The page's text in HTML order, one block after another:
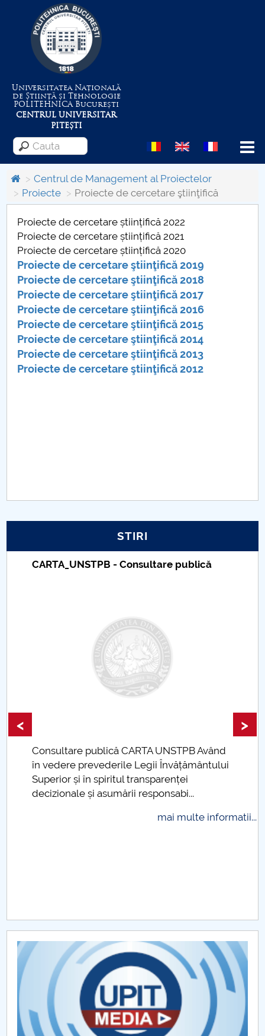
Universitatea Națională
de Știință și Tehnologie
POLITEHNICABucurești
CENTRUL UNIVERSITAR
PITEȘTI
Menu
Despre Universitate
Centrul de Management al Proiectelor
Consiliul de Administratie
Nr. de telefon si adrese Facultăți
Admitere
Români de pretutindeni - ADMITERE
Relații Publice
PNRR
Protecția datelor personale
UNIVERSITATE pentru comunitate
Comisie de etica unversitară
Evenimente CUP
Accesibilitate pentru studenții cu dizabilități
Raportul Conducerii Centrului Universitar Pitești
Chestionar angajabilitate ALUMNI – UPB
CAR2026
MENIU CANTINA
Proiecte de cercetare ştiinţifică 2018
Centrul de Management al Proiectelor
Proiecte
Proiecte de cercetare ştiinţifică
Proiecte de cercetare științifică 2022
Proiecte de cercetare științifică 2021
Proiecte de cercetare științifică 2020
Proiecte de cercetare ştiinţifică 2019
Proiecte de cercetare ştiinţifică 2018
Proiecte de cercetare ştiinţifică 2017
Proiecte de cercetare ştiinţifică 2016
Proiecte de cercetare ştiinţifică 2015
Proiecte de cercetare ştiinţifică 2014
Proiecte de cercetare ştiinţifică 2013
Proiecte de cercetare ştiinţifică 2012
STIRI
CARTA_UNSTPB - Consultare publică
Consultare publică CARTA UNSTPB Având
în vedere prevederile Legii Învățământului
Superior și în spiritul transparenței
decizionale și asumării responsabi...
mai multe informatii...
< >